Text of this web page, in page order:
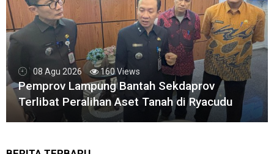
08 Agu 2026 96 Views
Prabowo Nilai Perjalanan Hidup Bahlil Bukti
Kepemimpinan Tak Kenal Latar Ekonomi